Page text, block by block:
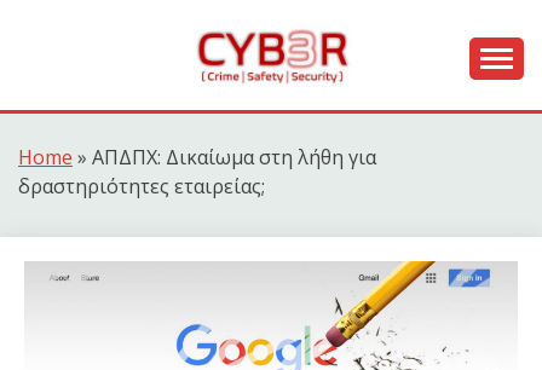
CYB3R
Home » ΑΠΔΠΧ: Δικαίωμα στη λήθη για
δραστηριότητες εταιρείας;